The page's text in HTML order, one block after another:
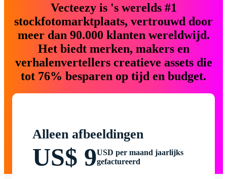
Vecteezy is 's werelds #1
stockfotomarktplaats, vertrouwd door
meer dan 90.000 klanten wereldwijd.
Het biedt merken, makers en
verhalenvertellers creatieve assets die
tot 76% besparen op tijd en budget.
Alleen afbeeldingen
US$ 9USD per maand jaarlijks
gefactureerd